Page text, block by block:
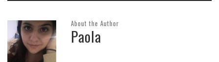
About the Author
Paola